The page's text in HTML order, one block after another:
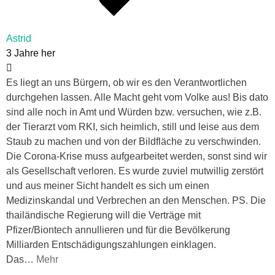
Astrid
3 Jahre her
Es liegt an uns Bürgern, ob wir es den Verantwortlichen
durchgehen lassen. Alle Macht geht vom Volke aus! Bis dato
sind alle noch in Amt und Würden bzw. versuchen, wie z.B.
der Tierarzt vom RKI, sich heimlich, still und leise aus dem
Staub zu machen und von der Bildfläche zu verschwinden.
Die Corona-Krise muss aufgearbeitet werden, sonst sind wir
als Gesellschaft verloren. Es wurde zuviel mutwillig zerstört
und aus meiner Sicht handelt es sich um einen
Medizinskandal und Verbrechen an den Menschen. PS. Die
thailändische Regierung will die Verträge mit
Pfizer/Biontech annullieren und für die Bevölkerung
Milliarden Entschädigungszahlungen einklagen.
Das… Mehr